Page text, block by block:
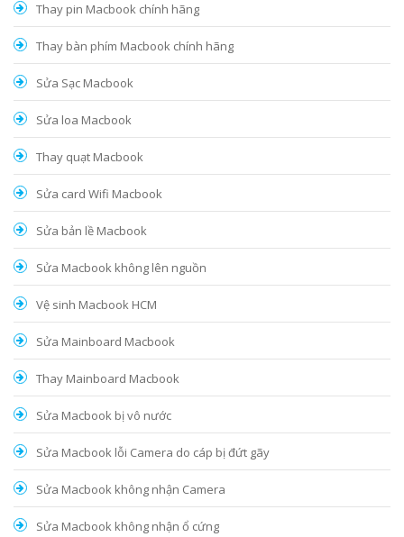
Thay pin Macbook chính hãng
Thay bàn phím Macbook chính hãng
Sửa Sạc Macbook
Sửa loa Macbook
Thay quạt Macbook
Sửa card Wifi Macbook
Sửa bản lề Macbook
Sửa Macbook không lên nguồn
Vệ sinh Macbook HCM
Sửa Mainboard Macbook
Thay Mainboard Macbook
Sửa Macbook bị vô nước
Sửa Macbook lỗi Camera do cáp bị đứt gãy
Sửa Macbook không nhận Camera
Sửa Macbook không nhận ổ cứng